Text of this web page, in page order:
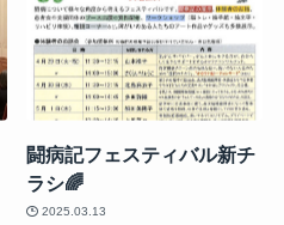
闘病記フェスティバル新チ
ラシ🌈
2025.03.13